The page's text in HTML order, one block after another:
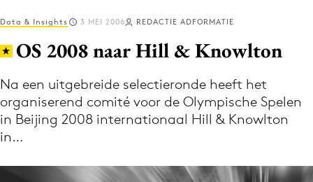
Log in
Download de app
Volg het laatste nieuws via de Adformatie
Nieuws app
Data & Insights 3 MEI 2006 REDACTIE ADFORMATIE
OS 2008 naar Hill & Knowlton
Na een uitgebreide selectieronde heeft het
organiserend comité voor de Olympische Spelen
in Beijing 2008 internationaal Hill & Knowlton
in…